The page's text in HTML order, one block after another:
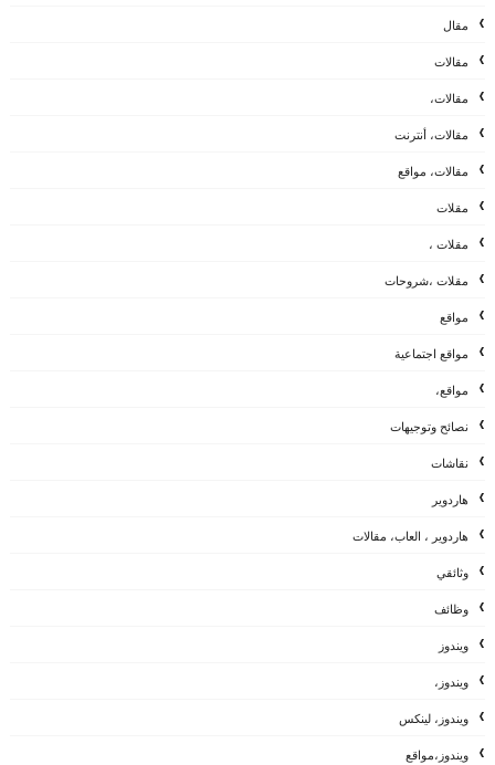
مقال
مقالات
مقالات،
مقالات، أنترنت
مقالات، مواقع
مقلات
مقلات ،
مقلات ،شروحات
مواقع
مواقع اجتماعية
مواقع،
نصائح وتوجيهات
نقاشات
هاردوير
هاردوير ، العاب، مقالات
وثائقي
وظائف
ويندوز
ويندوز،
ويندوز، لينكس
ويندوز،مواقع